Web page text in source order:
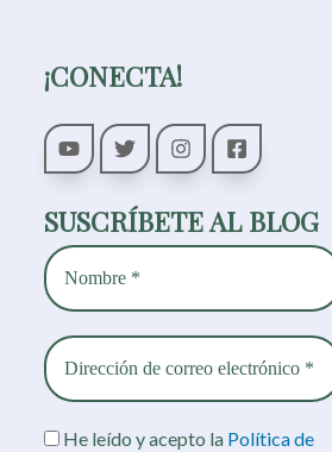
¡CONECTA!
SUSCRÍBETE AL BLOG
He leído y acepto la Política de